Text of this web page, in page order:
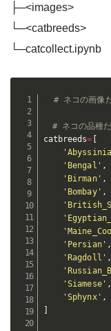
├─<images>
└─<catbreeds>
└─catcollect.ipynb
# ネコの画
# ネコの品種
catbreeds=
'Bengal' ,
'Birman' ,
'Bombay' ,
'Persian' ,
'Ragdoll' ,
'Siamese' ,
'Sphynx' ,